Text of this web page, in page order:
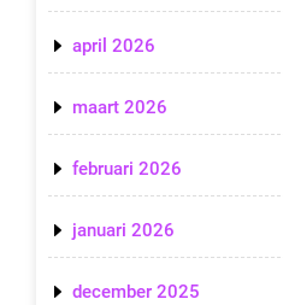
april 2026
maart 2026
februari 2026
januari 2026
december 2025